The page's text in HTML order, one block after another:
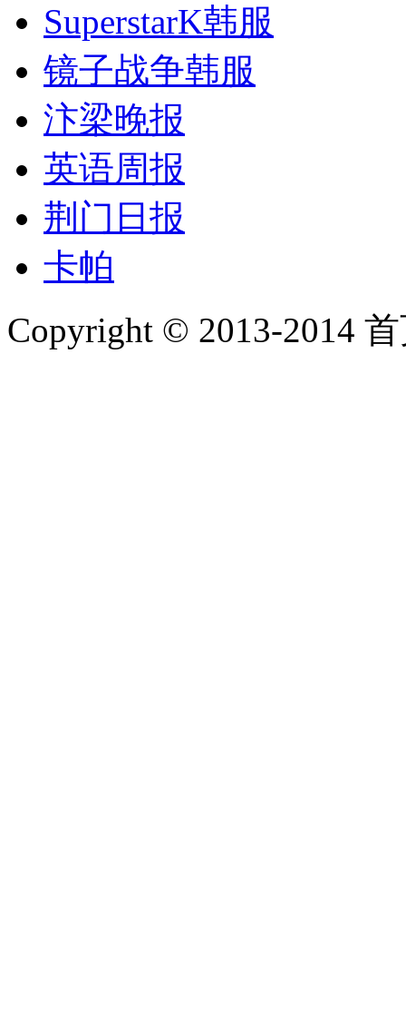
SuperstarK韩服
镜子战争韩服
汴梁晚报
英语周报
荆门日报
卡帕
Copyright © 2013-2014